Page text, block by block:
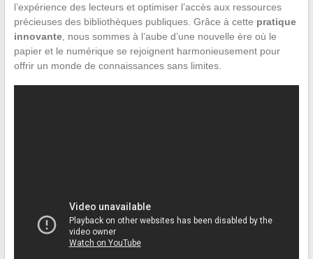
l’expérience des lecteurs et optimiser l’accès aux ressources
précieuses des bibliothèques publiques. Grâce à cette pratique
innovante, nous sommes à l’aube d’une nouvelle ère où le
papier et le numérique se rejoignent harmonieusement pour
offrir un monde de connaissances sans limites.